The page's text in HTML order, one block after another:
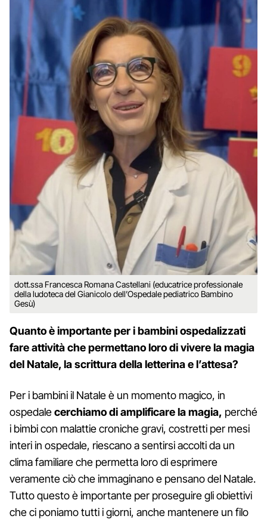
dott.ssa Francesca Romana Castellani (educatrice professionale
della ludoteca del Gianicolo dell’Ospedale pediatrico Bambino
Gesù)
Quanto è importante per i bambini ospedalizzati
fare attività che permettano loro di vivere la magia
del Natale, la scrittura della letterina e l’attesa?
Per i bambini il Natale è un momento magico, in
ospedalecerchiamo di amplificare la magia, perché
i bimbi con malattie croniche gravi, costretti per mesi
interi in ospedale, riescano a sentirsi accolti da un
clima familiare che permetta loro di esprimere
veramente ciò che immaginano e pensano del Natale.
Tutto questo è importante per proseguire gli obiettivi
che ci poniamo tutti i giorni, anche mantenere un filo